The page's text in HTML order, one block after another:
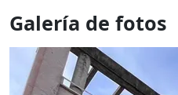
Galería de fotos